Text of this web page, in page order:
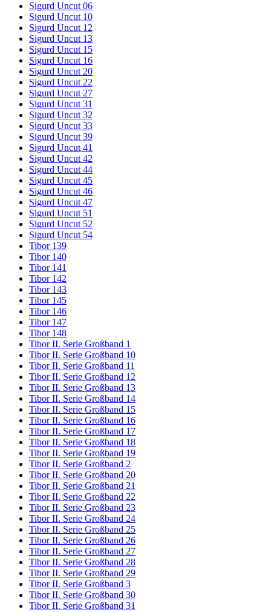
Sigurd Uncut 06
Sigurd Uncut 10
Sigurd Uncut 12
Sigurd Uncut 13
Sigurd Uncut 15
Sigurd Uncut 16
Sigurd Uncut 20
Sigurd Uncut 22
Sigurd Uncut 27
Sigurd Uncut 31
Sigurd Uncut 32
Sigurd Uncut 33
Sigurd Uncut 39
Sigurd Uncut 41
Sigurd Uncut 42
Sigurd Uncut 44
Sigurd Uncut 45
Sigurd Uncut 46
Sigurd Uncut 47
Sigurd Uncut 51
Sigurd Uncut 52
Sigurd Uncut 54
Tibor 139
Tibor 140
Tibor 141
Tibor 142
Tibor 143
Tibor 145
Tibor 146
Tibor 147
Tibor 148
Tibor II. Serie Großband 1
Tibor II. Serie Großband 10
Tibor II. Serie Großband 11
Tibor II. Serie Großband 12
Tibor II. Serie Großband 13
Tibor II. Serie Großband 14
Tibor II. Serie Großband 15
Tibor II. Serie Großband 16
Tibor II. Serie Großband 17
Tibor II. Serie Großband 18
Tibor II. Serie Großband 19
Tibor II. Serie Großband 2
Tibor II. Serie Großband 20
Tibor II. Serie Großband 21
Tibor II. Serie Großband 22
Tibor II. Serie Großband 23
Tibor II. Serie Großband 24
Tibor II. Serie Großband 25
Tibor II. Serie Großband 26
Tibor II. Serie Großband 27
Tibor II. Serie Großband 28
Tibor II. Serie Großband 29
Tibor II. Serie Großband 3
Tibor II. Serie Großband 30
Tibor II. Serie Großband 31